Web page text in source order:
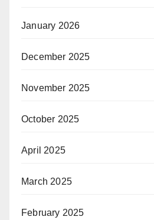
January 2026
December 2025
November 2025
October 2025
April 2025
March 2025
February 2025